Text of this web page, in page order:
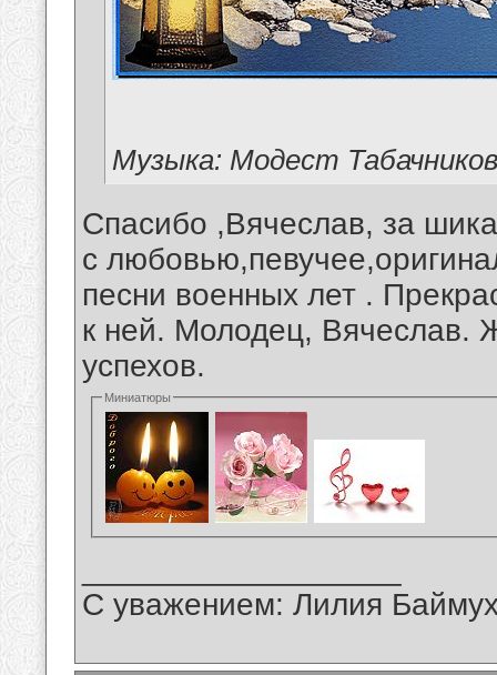
Музыка: Модест
Спасибо ,Вячеслав, за
с
песни военных лет .
к ней. Молодец, Вячеслав.
успехов.
Миниатюры
С уважением: Лилия